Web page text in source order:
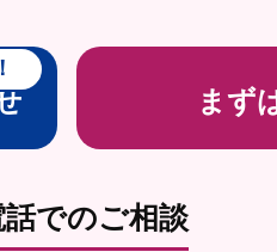
まず
話でのご相談